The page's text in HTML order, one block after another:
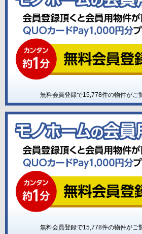
無料会員登録で15,778件の物件がご
無料会員登録で15,778件の物件がご